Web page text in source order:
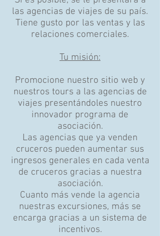
las agencias de viajes de su país.
Tiene gusto por las ventas y las
relaciones comerciales.
Tu misión:
Promocione nuestro sitio web y
nuestros tours a las agencias de
viajes presentándoles nuestro
innovador programa de
asociación.
Las agencias que ya venden
cruceros pueden aumentar sus
ingresos generales en cada venta
de cruceros gracias a nuestra
asociación.
Cuanto más vende la agencia
nuestras excursiones, más se
encarga gracias a un sistema de
incentivos.